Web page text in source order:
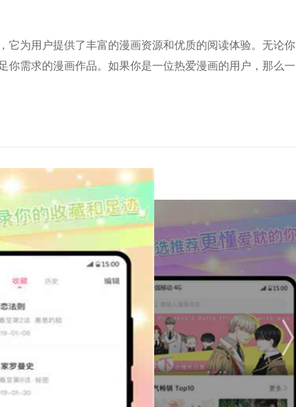
它为用户提供了丰富的漫画资源和优质的阅读体验。无论你
你需求的漫画作品。如果你是一位热爱漫画的用户，那么一